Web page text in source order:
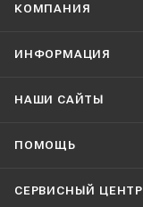
КОМПАНИЯ
ИНФОРМАЦИЯ
НАШИ CАЙТЫ
ПОМОЩЬ
СЕРВИСНЫЙ ЦЕНТР